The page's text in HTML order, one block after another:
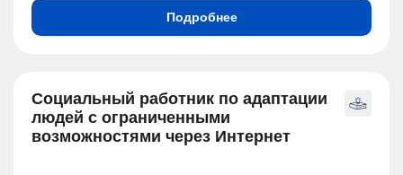
Подробнее
Социальный работник по адаптации
людей с ограниченными
возможностями через Интернет